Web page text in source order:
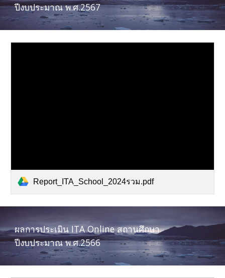
ปีงบประมาณ พ.ศ.2567
Report_ITA_School_2024รวม.pdf
ผลการประเมิน ITA Online สถานศึกษา
ปีงบประมาณ พ.ศ.2566